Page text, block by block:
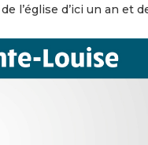
l’église d’ici un an et